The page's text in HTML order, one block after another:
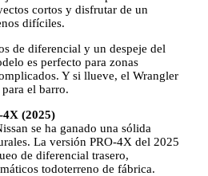
cortos y disfrutar de un
difíciles.
de diferencial y un despeje del
es perfecto para zonas
Y si llueve, el Wrangler
el barro.
(2025)
se ha ganado una sólida
La versión PRO-4X del 2025
de diferencial trasero,
todoterreno de fábrica.